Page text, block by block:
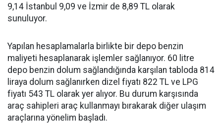
9,14 İstanbul 9,09 ve İzmir de 8,89 TL olarak
sunuluyor.
Yapılan hesaplamalarla birlikte bir depo benzin
maliyeti hesaplanarak işlemler sağlanıyor. 60 litre
depo benzin dolum sağlandığında karşılan tabloda 814
liraya dolum sağlanırken dizel fiyatı 822 TL ve LPG
fiyatı 543 TL olarak yer alıyor. Bu durum karşısında
araç sahipleri araç kullanmayı bırakarak diğer ulaşım
araçlarına yönelim başladı.